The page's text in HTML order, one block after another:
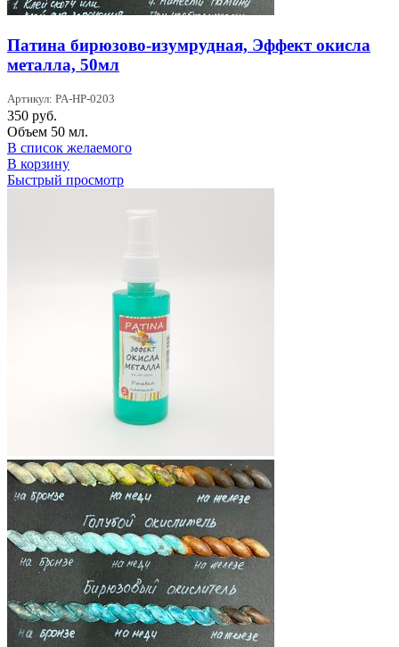
Патина бирюзово-изумрудная, Эффект окисла
металла, 50мл
Артикул: PA-HP-0203
350 руб.
Объем 50 мл.
В список желаемого
В корзину
Быстрый просмотр